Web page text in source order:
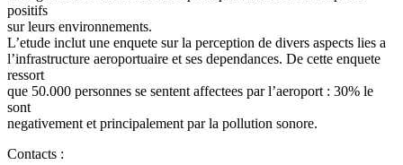
positifs
sur leurs environnements.
L’etude inclut une enquete sur la perception de divers aspects lies a
l’infrastructure aeroportuaire et ses dependances. De cette enquete
ressort
que 50.000 personnes se sentent affectees par l’aeroport : 30% le
sont
negativement et principalement par la pollution sonore.
Contacts :